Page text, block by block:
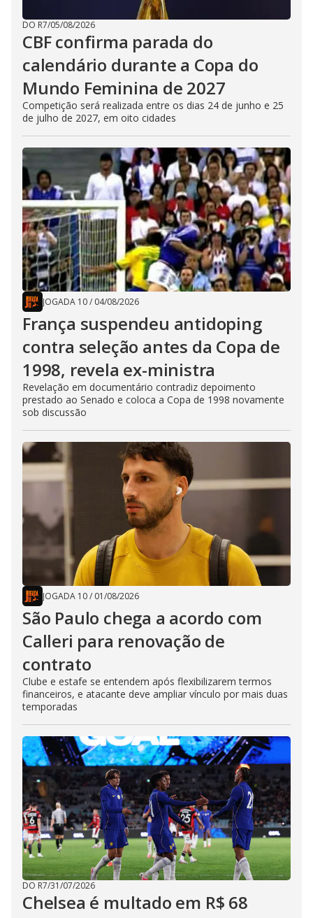
DO R7/05/08/2026
CBF confirma parada do
calendário durante a Copa do
Mundo Feminina de 2027
Competição será realizada entre os dias 24 de junho e 25
de julho de 2027, em oito cidades
JOGADA 10/ 04/08/2026
França suspendeu antidoping
contra seleção antes da Copa de
1998, revela ex-ministra
Revelação em documentário contradiz depoimento
prestado ao Senado e coloca a Copa de 1998 novamente
sob discussão
JOGADA 10/ 01/08/2026
São Paulo chega a acordo com
Calleri para renovação de
contrato
Clube e estafe se entendem após flexibilizarem termos
financeiros, e atacante deve ampliar vínculo por mais duas
temporadas
DO R7/31/07/2026
Chelsea é multado em R$ 68